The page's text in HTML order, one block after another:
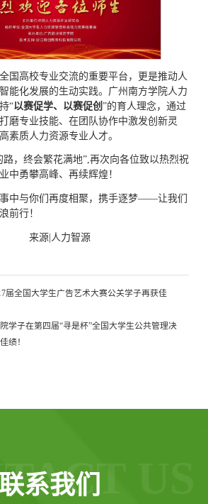
国高校专业交流的重要平台，更是推动人
能化发展的生动实践。广州南方学院人力
“以赛促学、以赛促创 ”的育人理念，通过
磨专业技能、在团队协作中激发创新灵
素质人力资源专业人才。
路，终会繁花满地”,再次向各位致以热烈祝
中勇攀高峰、再续辉煌！
中与你们再度相聚，携手逐梦——让我们
前行！
来源|人力智源
届全国大学生广告艺术大赛公关学子再获佳
学子在第四届“寻是杯”全国大学生公共管理决
绩！
联系我们 US